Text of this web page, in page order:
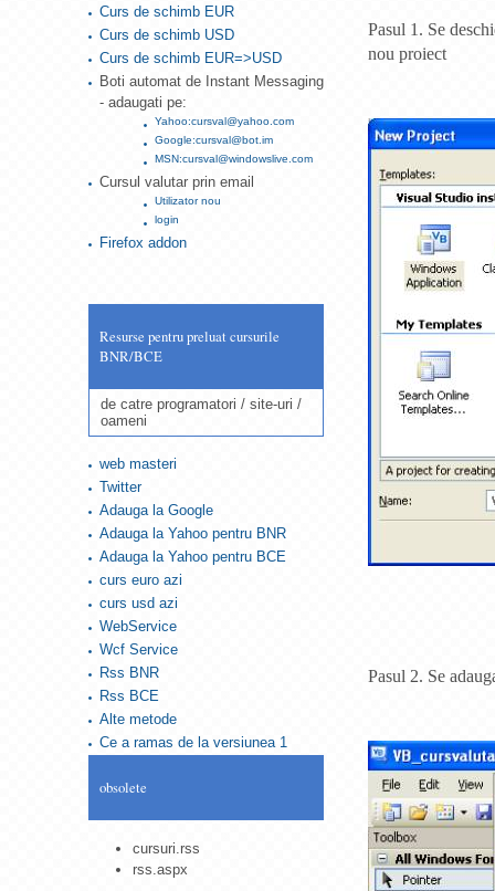
Pasul 1. Se
nou proiect
Pasul 2. Se
Curs de schimb EUR
Curs de schimb USD
Curs de schimb EUR=>USD
Boti automat de Instant Messaging
- adaugati pe:
Yahoo:cursval@yahoo.com
Google:cursval@bot.im
MSN:cursval@windowslive.com
Cursul valutar prin email
Utilizator nou
login
Firefox addon
Resurse pentru preluat cursurile
BNR/BCE
de catre programatori / site-uri /
oameni
web masteri
Twitter
Adauga la Google
Adauga la Yahoo pentru BNR
Adauga la Yahoo pentru BCE
curs euro azi
curs usd azi
WebService
Wcf Service
Rss BNR
Rss BCE
Alte metode
Ce a ramas de la versiunea 1
obsolete
cursuri.rss
rss.aspx